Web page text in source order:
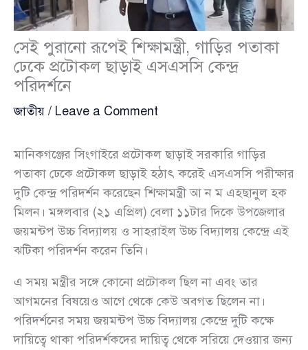
সেই পুরানো রূপেই শিক্ষামন্ত্রী, গাড়ির পতাকা
ঢেকে প্রটোকল ছাড়াই এসএসসি কেন্দ্র
পরিদর্শনে
জাতীয় / Leave a Comment
মানিকগঞ্জের সিংগাইরে প্রটোকল ছাড়াই সরকারি গাড়ির
পতাকা ঢেকে প্রটোকল ছাড়াই হঠাৎ করেই এসএসসি পরীক্ষার
দুটি কেন্দ্র পরিদর্শন করেছেন শিক্ষামন্ত্রী আ ন ম এহছানুল হক
মিলন। মঙ্গলবার (২১ এপ্রিল) বেলা ১১টার দিকে উপজেলার
জয়মন্টপ উচ্চ বিদ্যালয় ও সাহরাইল উচ্চ বিদ্যালয় কেন্দ্রে এই
ঝটিকা পরিদর্শন করেন তিনি।
এ সময় মন্ত্রীর সঙ্গে কোনো প্রটোকল ছিল না এবং তার
আগমনের বিষয়েও আগে থেকে কেউ অবগত ছিলেন না।
পরিদর্শনের সময় জয়মন্টপ উচ্চ বিদ্যালয় কেন্দ্রে দুটি কক্ষে
দায়িত্বে থাকা পরিদর্শকদের দায়িত্ব থেকে সরিয়ে দেওয়ার জন্য